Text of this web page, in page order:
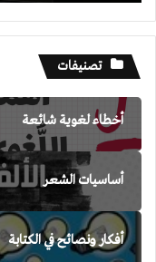
تصنيفات
أخطاء لغوية شائعة
أساسيات الشعر
أفكار ونصائح في الكتابة